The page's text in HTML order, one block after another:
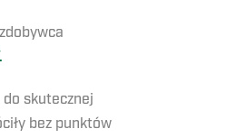
skutecznej
bez punktów